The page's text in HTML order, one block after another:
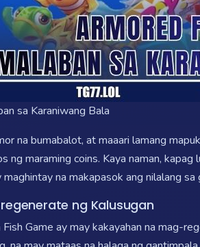
sa Karaniwang Bala
na bumabalot, at maaari lamang
ng maraming coins. Kaya naman,
na makapasok ang nilalang
ng Kalusugan
Game ay may kakayahan na mag-